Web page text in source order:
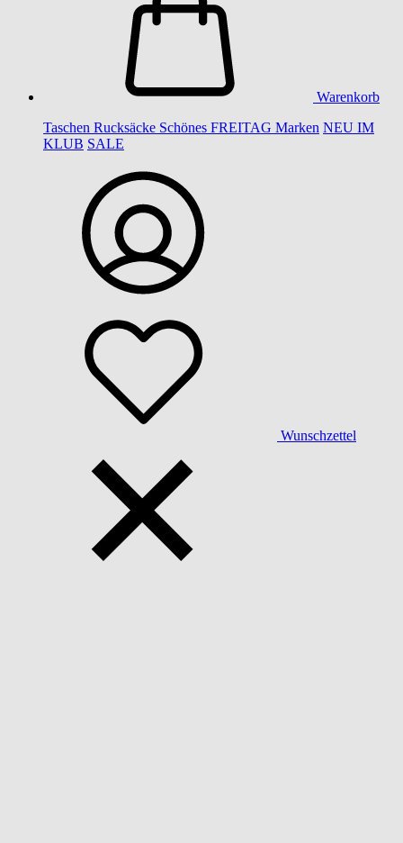
Warenkorb
Taschen Rucksäcke Schönes FREITAG Marken NEU IM
KLUB SALE
Wunschzettel